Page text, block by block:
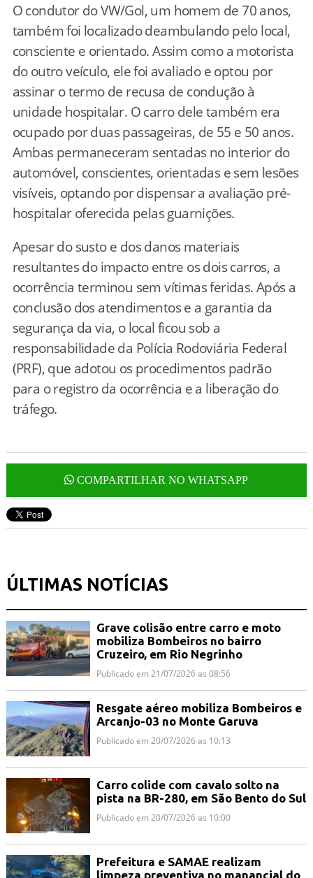
O condutor do VW/Gol, um homem de 70 anos,
também foi localizado deambulando pelo local,
consciente e orientado. Assim como a motorista
do outro veículo, ele foi avaliado e optou por
assinar o termo de recusa de condução à
unidade hospitalar. O carro dele também era
ocupado por duas passageiras, de 55 e 50 anos.
Ambas permaneceram sentadas no interior do
automóvel, conscientes, orientadas e sem lesões
visíveis, optando por dispensar a avaliação pré-
hospitalar oferecida pelas guarnições.
Apesar do susto e dos danos materiais
resultantes do impacto entre os dois carros, a
ocorrência terminou sem vítimas feridas. Após a
conclusão dos atendimentos e a garantia da
segurança da via, o local ficou sob a
responsabilidade da Polícia Rodoviária Federal
(PRF), que adotou os procedimentos padrão
para o registro da ocorrência e a liberação do
tráfego.
COMPARTILHAR NO WHATSAPP
ÚLTIMAS NOTÍCIAS
Grave colisão entre carro e moto
mobiliza Bombeiros no bairro
Cruzeiro, em Rio Negrinho
Publicado em 21/07/2026 as 08:56
Resgate aéreo mobiliza Bombeiros e
Arcanjo-03 no Monte Garuva
Publicado em 20/07/2026 as 10:13
Carro colide com cavalo solto na
pista na BR-280, em São Bento do Sul
Publicado em 20/07/2026 as 10:00
Prefeitura e SAMAE realizam
limpeza preventiva no manancial do